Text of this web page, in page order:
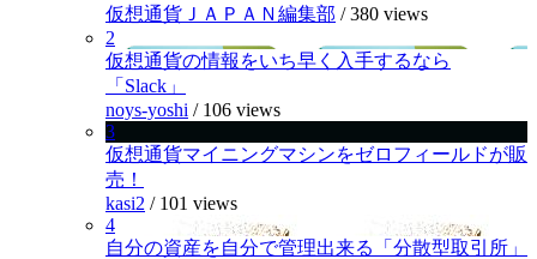
仮想通貨ＪＡＰＡＮ編集部 /380 views
2
仮想通貨の情報をいち早く入手するなら
「Slack」
noys-yoshi / 106 views
3
仮想通貨マイニングマシンをゼロフィールドが販
売！
kasi2 / 101 views
4
自分の資産を自分で管理出来る「分散型取引所」